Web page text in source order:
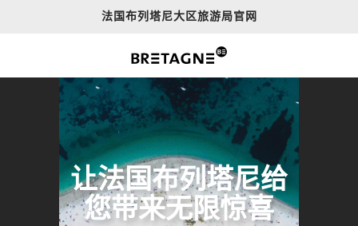
法国布列塔尼大区旅游局官网
让法国布列塔尼给
您带来无限惊喜